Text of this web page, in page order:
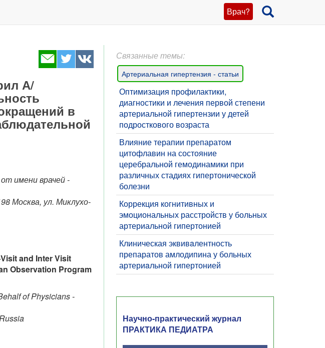
Врач?
А/
в
имени врачей -
Москва, ул. Миклухо-
and Inter Visit
Observation Program
of Physicians -
Связанные темы:
Артериальная гипертензия - статьи
Оптимизация профилактики,
диагностики и лечения первой степени
артериальной гипертензии у детей
подросткового возраста
Влияние терапии препаратом
цитофлавин на состояние
церебральной гемодинамики при
различных стадиях гипертонической
болезни
Коррекция когнитивных и
эмоциональных расстройств у больных
артериальной гипертонией
Клиническая эквивaлентность
препаратов амлодипина у больных
артериaльной гипертонией
Научно-практический журнал
ПРАКТИКА ПЕДИАТРА